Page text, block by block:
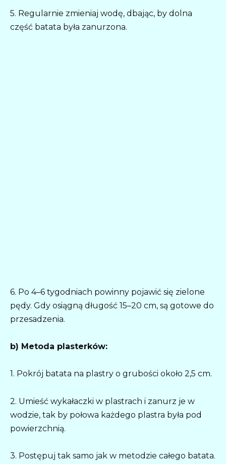
5. Regularnie zmieniaj wodę, dbając, by dolna
część batata była zanurzona.
6. Po 4–6 tygodniach powinny pojawić się zielone
pędy. Gdy osiągną długość 15–20 cm, są gotowe do
przesadzenia.
b) Metoda plasterków:
1. Pokrój batata na plastry o grubości około 2,5 cm.
2. Umieść wykałaczki w plastrach i zanurz je w
wodzie, tak by połowa każdego plastra była pod
powierzchnią.
3. Postępuj tak samo jak w metodzie całego batata.